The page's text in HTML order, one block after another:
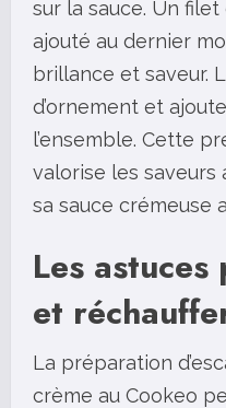
sur la sauce. Un filet
ajouté au dernier
brillance et saveur.
d’ornement et
l’ensemble. Cette
valorise les saveurs
sa sauce crémeuse
Les
et
La préparation
crème au Cookeo